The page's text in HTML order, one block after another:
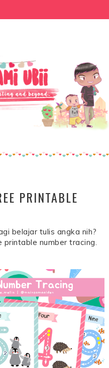
PRINTABLE
belajar tulis angka nih?
number tracing.